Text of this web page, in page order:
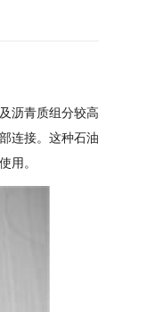
沥青质组分较高
连接。这种石油
用。